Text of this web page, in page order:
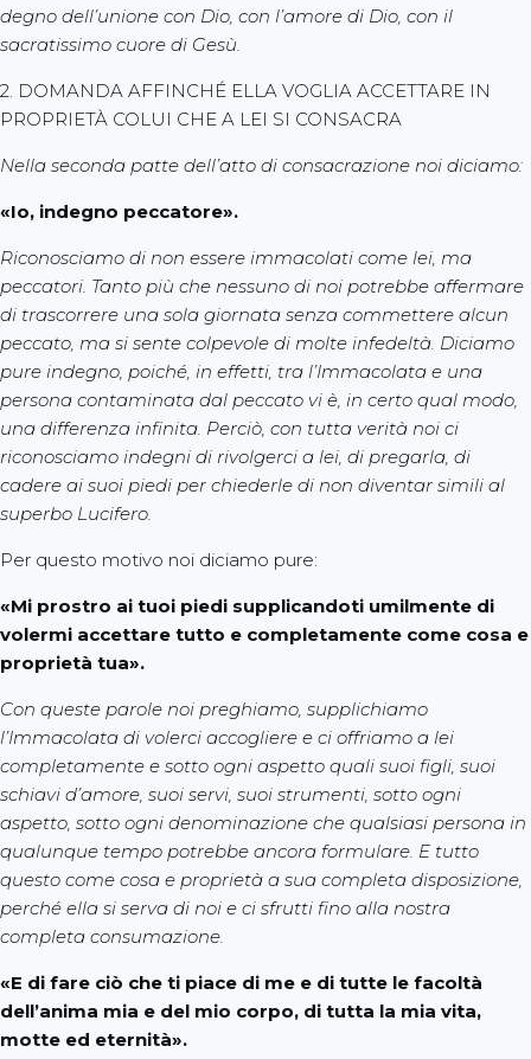
degno dell’unione con Dio, con l’amore di Dio, con il
sacratissimo cuore di Gesù.
2. DOMANDA AFFINCHÉ ELLA VOGLIA ACCETTARE IN
PROPRIETÀ COLUI CHE A LEI SI CONSACRA
Nella seconda patte dell’atto di consacrazione noi diciamo:
«Io, indegno peccatore».
Riconosciamo di non essere immacolati come lei, ma
peccatori. Tanto più che nessuno di noi potrebbe affermare
di trascorrere una sola giornata senza commettere alcun
peccato, ma si sente colpevole di molte infedeltà. Diciamo
pure indegno, poiché, in effetti, tra l’Immacolata e una
persona contaminata dal peccato vi è, in certo qual modo,
una differenza infinita. Perciò, con tutta verità noi ci
riconosciamo indegni di rivolgerci a lei, di pregarla, di
cadere ai suoi piedi per chiederle di non diventar simili al
superbo Lucifero.
Per questo motivo noi diciamo pure:
«Mi prostro ai tuoi piedi supplicandoti umilmente di
volermi accettare tutto e completamente come cosa e
proprietà tua».
Con queste parole noi preghiamo, supplichiamo
l’Immacolata di volerci accogliere e ci offriamo a lei
completamente e sotto ogni aspetto quali suoi figli, suoi
schiavi d’amore, suoi servi, suoi strumenti, sotto ogni
aspetto, sotto ogni denominazione che qualsiasi persona in
qualunque tempo potrebbe ancora formulare. E tutto
questo come cosa e proprietà a sua completa disposizione,
perché ella si serva di noi e ci sfrutti fino alla nostra
completa consumazione.
«E di fare ciò che ti piace di me e di tutte le facoltà
dell’anima mia e del mio corpo, di tutta la mia vita,
motte ed eternità».